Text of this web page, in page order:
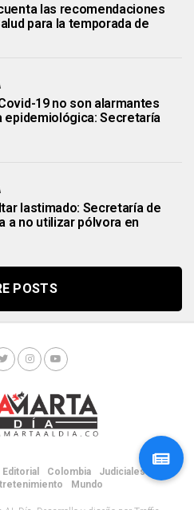
las recomendaciones
para la temporada de
19 no son alarmantes
epidemiológica: Secretaría
lastimado: Secretaría de
a no utilizar pólvora en
POSTS
Editorial Colombia
Judiciales
Mundo